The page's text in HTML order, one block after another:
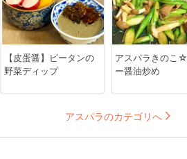
【皮蛋醤】ピータンの
野菜ディップ
アスパラきのこ
ー醤油炒め
アスパラのカテゴリへ